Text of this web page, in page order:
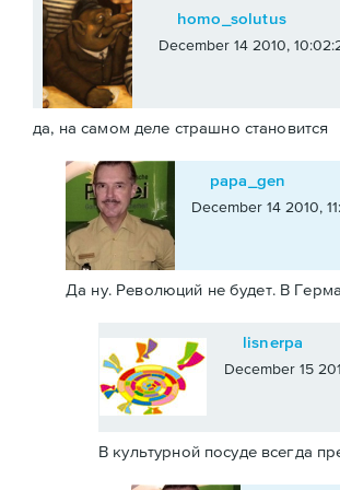
homo_solutus
December 14 2010,
да, на самом деле страшно становится
papa_gen
December 14 2010,
Да ну. Революций не будет. В
lisnerpa
December 15
В культурной посуде всегда